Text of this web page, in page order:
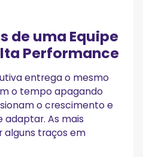
de uma Equipe
Performance
entrega o mesmo
o tempo apagando
o crescimento e
adaptar. As mais
traços em